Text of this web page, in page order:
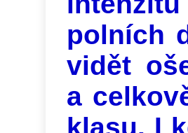
polních
vidět
a